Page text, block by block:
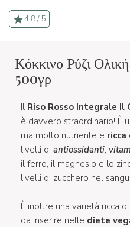
4.8 / 5
Κόκκινο Ρύζι
500γρ
Il Riso Rosso Integrale Il
è davvero straordinario! È
ma molto nutriente e ricca
livelli di antiossidanti,
il ferro, il magnesio e lo
livelli di zucchero nel
È inoltre una varietà ricca di
da inserire nelle diete